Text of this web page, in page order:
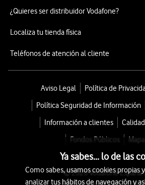
¿Quieres ser distribuidor Vodafone?
Localiza tu tienda física
Teléfonos de atención al cliente
Aviso Legal
Política de
Política Seguridad de Información
Información a clientes
Fondos Públicos
© 2026 Vodafone España
Ya sabes... lo de las
Como sabes, usamos cookies propias
analizar tus hábitos de navegación y